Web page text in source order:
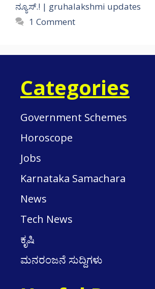
ನ್ಯೂಸ್.! | gruhalakshmi updates
1 Comment
Categories
Government Schemes
Horoscope
Jobs
Karnataka Samachara
News
Tech News
ಕೃಷಿ
ಮನರಂಜನೆ ಸುದ್ದಿಗಳು